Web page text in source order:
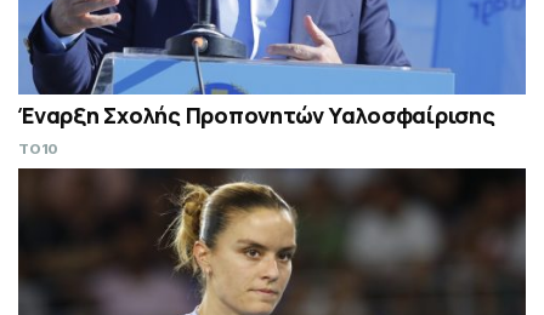
Έναρξη Σχολής Προπονητών Υαλοσφαίρισης
TO10